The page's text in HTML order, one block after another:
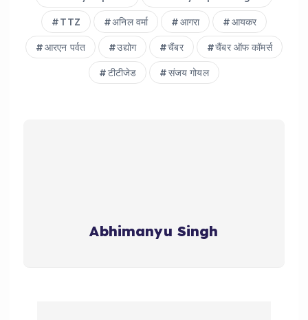
TTZ अनिल वर्मा आगरा आयकर
आरएन पर्वत उद्योग चैंबर चैंबर ऑफ कॉमर्स
टीटीजेड संजय गोयल
Abhimanyu Singh